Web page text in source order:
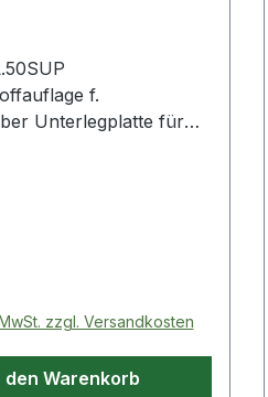
f.
Unterlegplatte für
Nr. DL.50
mit dem
(L x B x H): 305
des
zzgl. Versandkosten
den Warenkorb